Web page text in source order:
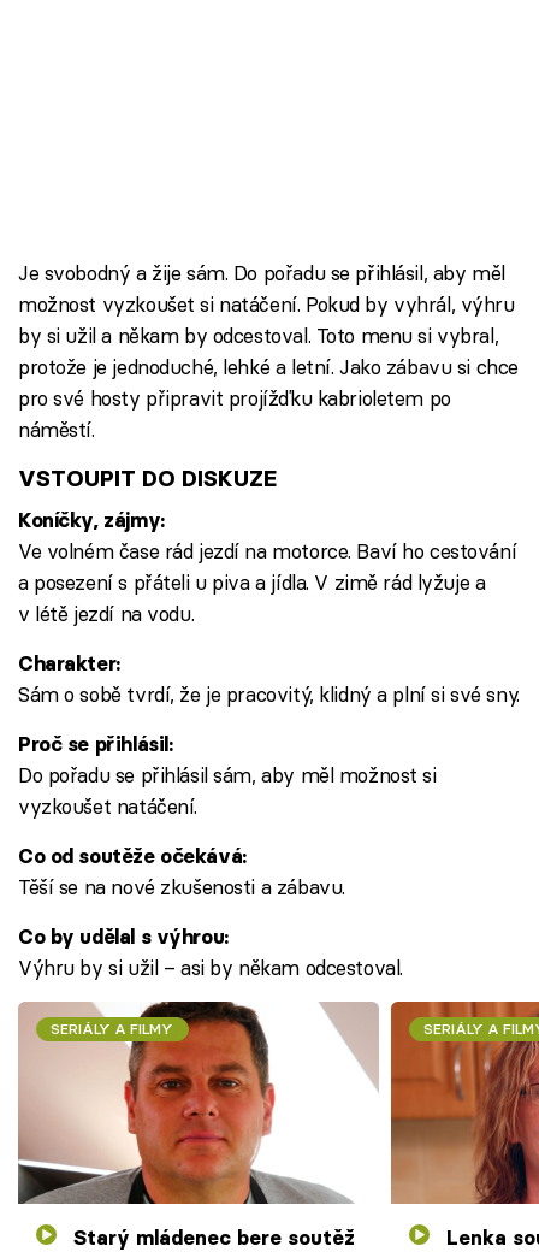
Sledujte prima+
Přihlášení
Sledujte nás
Je svobodný a žije sám. Do pořadu se přihlásil, aby měl
možnost vyzkoušet si natáčení. Pokud by vyhrál, výhru
by si užil a někam by odcestoval. Toto menu si vybral,
protože je jednoduché, lehké a letní. Jako zábavu si chce
pro své hosty připravit projížďku kabrioletem po
náměstí.
VSTOUPIT DO DISKUZE
Koníčky, zájmy:
Ve volném čase rád jezdí na motorce. Baví ho cestování
a posezení s přáteli u piva a jídla. V zimě rád lyžuje a
v létě jezdí na vodu.
Charakter:
Sám o sobě tvrdí, že je pracovitý, klidný a plní si své sny.
Proč se přihlásil:
Do pořadu se přihlásil sám, aby měl možnost si
vyzkoušet natáčení.
Co od soutěže očekává:
Těší se na nové zkušenosti a zábavu.
Co by udělal s výhrou:
Výhru by si užil – asi by někam odcestoval.
SERIÁLY A FILMY
Starý mládenec bere soutěž
SERIÁLY A